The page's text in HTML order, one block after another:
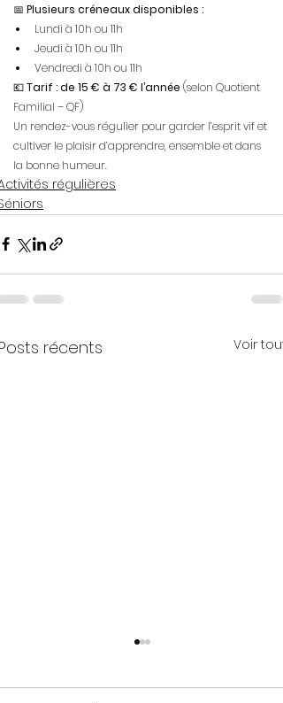
📅 Plusieurs créneaux disponibles :
Lundi à 10h ou 11h
Jeudi à 10h ou 11h
Vendredi à 10h ou 11h
💶 Tarif : de 15 € à 73 € l’année (selon Quotient
Familial – QF)
Un rendez-vous régulier pour garder l’esprit vif et
cultiver le plaisir d’apprendre, ensemble et dans
la bonne humeur.
régulières
récents Voir tout